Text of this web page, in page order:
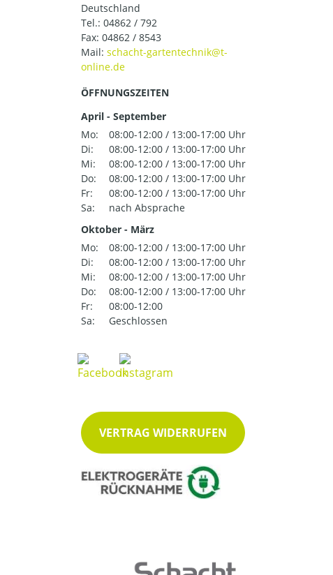
Deutschland
Tel.: 04862 / 792
Fax: 04862 / 8543
Mail:
ÖFFNUNGSZEITEN
April - September
Mo:
08:00-12:00 / 13:00-17:00 Uhr
Di:
08:00-12:00 / 13:00-17:00 Uhr
Mi:
08:00-12:00 / 13:00-17:00 Uhr
Do:
08:00-12:00 / 13:00-17:00 Uhr
Fr:
08:00-12:00 / 13:00-17:00 Uhr
Sa:
nach Absprache
Oktober - März
Mo:
08:00-12:00 / 13:00-17:00 Uhr
Di:
08:00-12:00 / 13:00-17:00 Uhr
Mi:
08:00-12:00 / 13:00-17:00 Uhr
Do:
08:00-12:00 / 13:00-17:00 Uhr
Fr:
08:00-12:00
Sa:
Geschlossen
VERTRAG WIDERRUFEN